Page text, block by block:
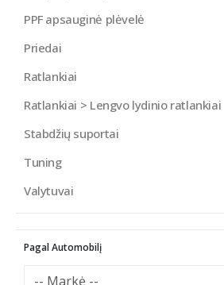
PPF apsauginė plėvelė
Priedai
Ratlankiai
Ratlankiai > Lengvo lydinio ratlankiai
Stabdžių suportai
Tuning
Valytuvai
Pagal Automobilį